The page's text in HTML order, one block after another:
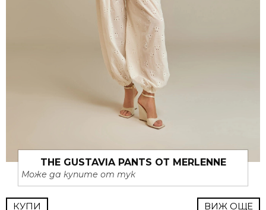
THE GUSTAVIA PANTS ОТ MERLENNE
Може да купите от тук
КУПИ ВИЖ ОЩЕ